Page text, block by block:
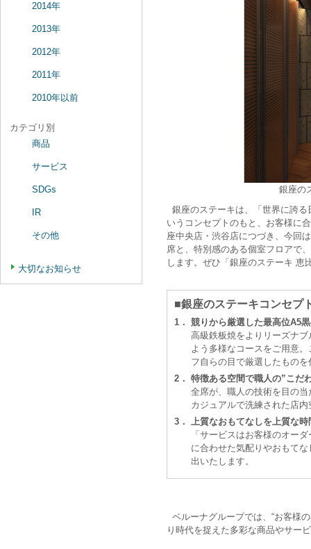
銀座の
銀座のステーキは、「世界に誇
いうコンセプトのもと、お客様に
座中央店・渋谷店につづき、今回
席と、特別感のある個室フロアで
します。ぜひ「銀座のステーキ 恵
■銀座のステーキコンセプ
1． 競りから厳選した最高位A5
高級鉄板焼をよりリーズナ
よう多様なコースをご用意
フ自らの目で厳選したもの
2． 特徴ある空間で職人の”こだ
全席が、職人の技術を目の
カジュアルで洗練された店
3． 上質なおもてなしを上質な時
「サービスはお客様のオー
に合わせた気配りやおもて
出いたします。
ベルーナグループでは、“お客様
り時代を捉えた多彩な商品やサー
2014年
2013年
2012年
2011年
2010年以前
カテゴリ別
商品
サービス
SDGs
IR
その他
大切なお知らせ